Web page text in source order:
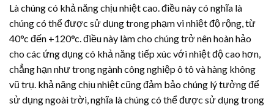
Là chúng có khả năng chịu nhiệt cao. điều này có nghĩa là
chúng có thể được sử dụng trong phạm vi nhiệt độ rộng, từ
40°c đến +120°c. điều này làm cho chúng trở nên hoàn hảo
cho các ứng dụng có khả năng tiếp xúc với nhiệt độ cao hơn,
chẳng hạn như trong ngành công nghiệp ô tô và hàng không
vũ trụ. khả năng chịu nhiệt cũng đảm bảo chúng lý tưởng để
sử dụng ngoài trời, nghĩa là chúng có thể được sử dụng trong